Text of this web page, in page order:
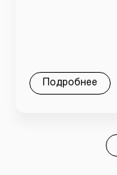
Подробнее